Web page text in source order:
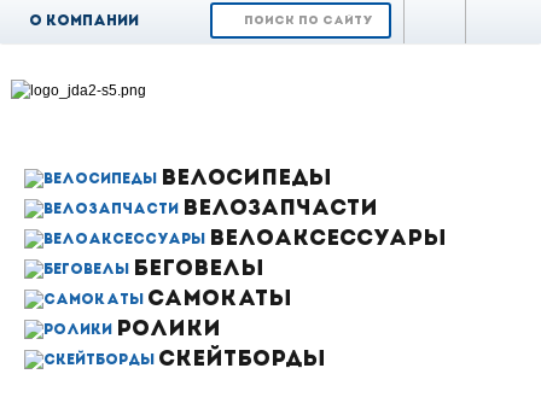
О компании
оплата
Гарантия
Контакты
Новости
ВЕЛОСИПЕДЫ
ВЕЛОЗАПЧАСТИ
ВЕЛОАКСЕССУАРЫ
БЕГОВЕЛЫ
САМОКАТЫ
РОЛИКИ
СКЕЙТБОРДЫ